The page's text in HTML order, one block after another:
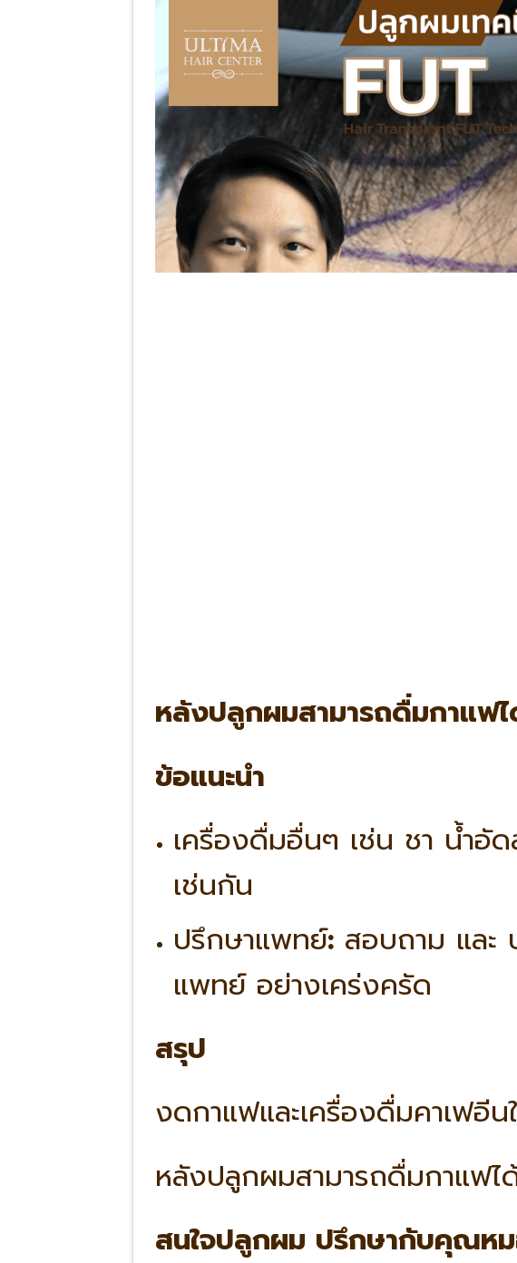
หลังปลูกผมสามารถดื่มกาแฟ
ข้อแนะนำ
เครื่องดื่มอื่นๆ เช่น ชา น้ำอั
เช่นกัน
ปรึกษาแพทย์:สอบถาม และ
แพทย์ อย่างเคร่งครัด
สรุป
งดกาแฟและเครื่องดื่มคาเฟอีน
หลังปลูกผมสามารถดื่มกาแฟ
สนใจปลูกผม ปรึกษากับคุณห